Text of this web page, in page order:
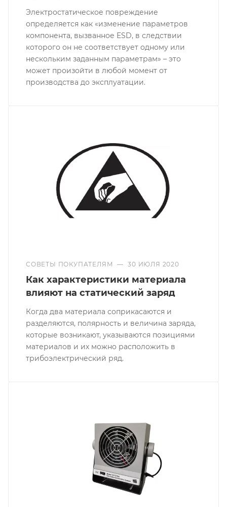
Электростатическое повреждение
определяется как «изменение параметров
компонента, вызванное ESD, в следствии
которого он не соответствует одному или
нескольким заданным параметрам» – это
может произойти в любой момент от
производства до эксплуатации.
СОВЕТЫ ПОКУПАТЕЛЯМ — 30 ИЮЛЯ 2020
Как характеристики материала
влияют на статический заряд
Когда два материала соприкасаются и
разделяются, полярность и величина заряда,
которые возникают, указываются позициями
материалов и их можно расположить в
трибоэлектрический ряд.